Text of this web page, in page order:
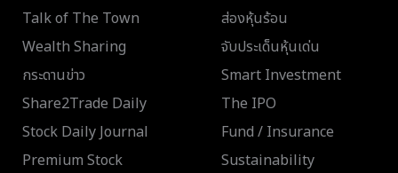
Talk of The Town
Wealth Sharing
กระดานข่าว
Share2Trade Daily
Stock Daily Journal
Premium Stock
ส่องหุ้นร้อน
จับประเด็นหุ้นเด่น
Smart Investment
The IPO
Fund / Insurance
Sustainability